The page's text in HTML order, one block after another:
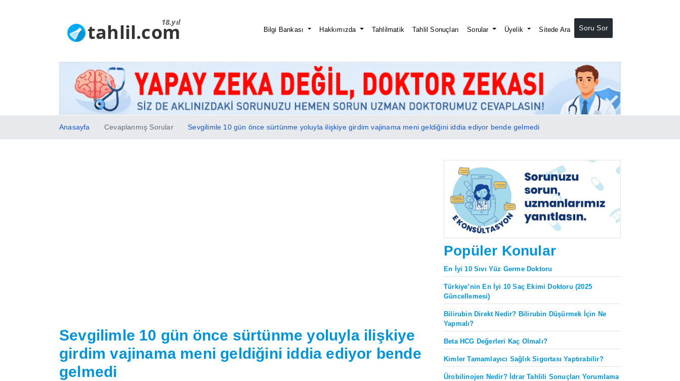
18.yıl
tahlil.com Bilgi Bankası Hakkımızda Tahlilmatik Tahlil Sonuçları Sorular Üyelik Sitede Ara Soru Sor
Anasayfa Cevaplanmış Sorular Sevgilimle 10 gün önce sürtünme yoluyla ilişkiye girdim vajinama meni geldiğini iddia ediyor bende gelmedi
Sevgilimle 10 gün önce sürtünme yoluyla ilişkiye
girdim vajinama meni geldiğini iddia ediyor bende
gelmedi
Popüler Konular
En İyi 10 Sıvı Yüz Germe Doktoru
Türkiye’nin En İyi 10 Saç Ekimi Doktoru (2025
Güncellemesi)
Bilirubin Direkt Nedir? Bilirubin Düşürmek İçin Ne
Yapmalı?
Beta HCG Değerleri Kaç Olmalı?
Kimler Tamamlayıcı Sağlık Sigortası Yaptırabilir?
Ürobilinojen Nedir? İdrar Tahlili Sonuçları Yorumlama